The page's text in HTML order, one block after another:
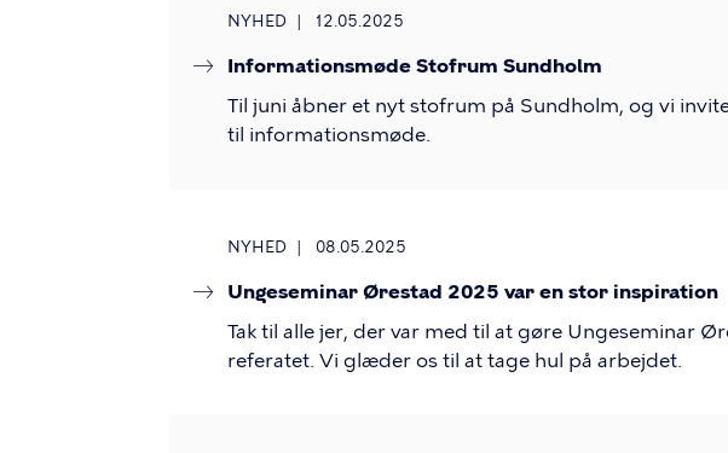
NYHED 12.05.2025
Informationsmøde Stofrum Sundholm
Til juni åbner et nyt stofrum på Sundholm, og vi
til informationsmøde.
NYHED 08.05.2025
Ungeseminar Ørestad 2025 var en stor inspiration
Tak til alle jer, der var med til at gøre Ungeseminar
referatet. Vi glæder os til at tage hul på arbejdet.